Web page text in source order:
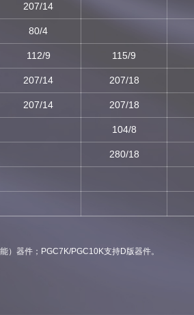
207/14
80/4
112/9 115/9
207/14 207/18
207/14 207/18
104/8
280/18
器件；PGC7K/PGC10K支持D版器件。